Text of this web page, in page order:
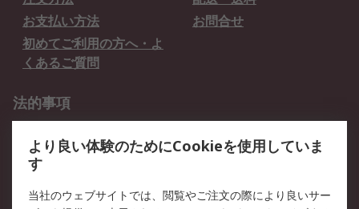
お支払い方法
お問合せ
初めてご利用の方へ・よ
くあるご質問
法的事項
クッキーポリシー
RSについて
より良い体験のためにCookieを使用していま
す
当社のウェブサイトでは、閲覧やご注文の際により良いサー